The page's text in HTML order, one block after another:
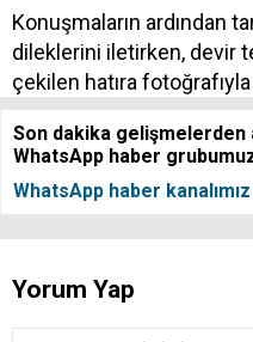
Konuşmaların ardından
dileklerini iletirken, devir
çekilen hatıra
Son dakika gelişmelerden
WhatsApp haber
WhatsApp haber kanalımız
Yorum Yap